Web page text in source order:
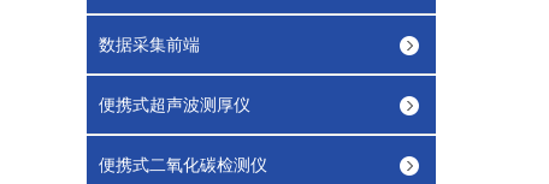
数据采集前端
便携式超声波测厚仪
便携式二氧化碳检测仪